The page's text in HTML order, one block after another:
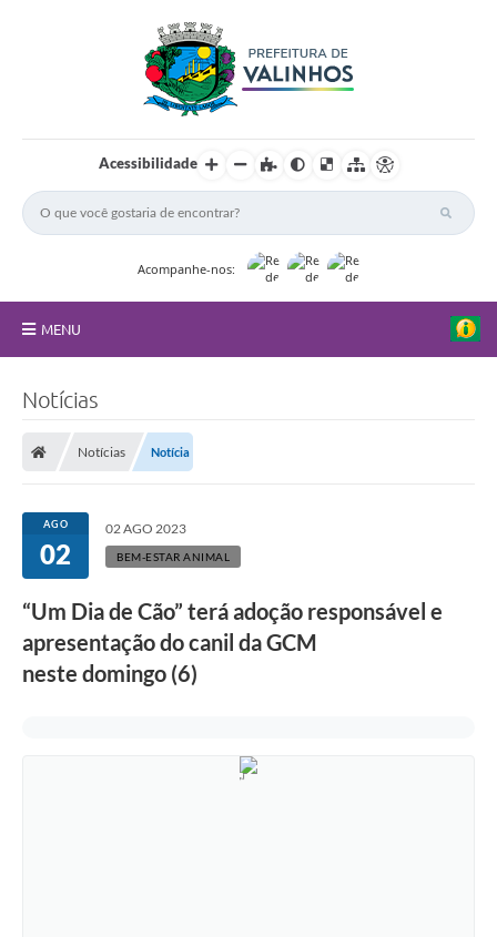
Acessibilidade
Acompanhe-nos:
MENU
Secretarias
Atos Oficiais
Transparência
Programa Famílias Fortes
Contratação de estagiário - estudante de Direito -
Notícias
Notícias Notícia
AGO
02
02 AGO 2023
BEM-ESTAR ANIMAL
“Um Dia de Cão” terá adoção responsável e
apresentação do canil da GCM
neste domingo (6)